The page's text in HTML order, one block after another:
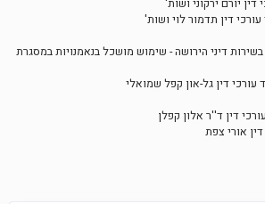
יורם ירקוני ושות'
דין תדמור לוי ושות'
דיני הירושה - שימוש מושכל בנאמנויות במסגרת
דין גל-און קפל שמואלי
דין ד''ר אלון קפלן
אורי צפת